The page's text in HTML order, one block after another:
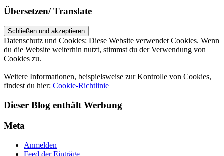
Übersetzen/ Translate
Datenschutz und Cookies: Diese Website verwendet Cookies. Wenn
du die Website weiterhin nutzt, stimmst du der Verwendung von
Cookies zu.
Weitere Informationen, beispielsweise zur Kontrolle von Cookies,
findest du hier: Cookie-Richtlinie
Dieser Blog enthält Werbung
Meta
Anmelden
Feed der Einträge